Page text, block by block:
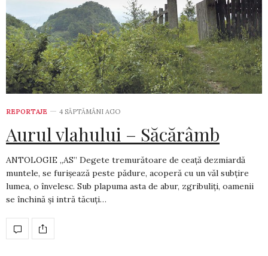
REPORTAJE 4 SĂPTĂMÂNI AGO
Aurul vlahului – Săcărâmb
ANTOLOGIE „AS” Degete tremurătoare de ceață dezmiardă
muntele, se furișează peste pădure, acoperă cu un văl subțire
lumea, o învelesc. Sub plapuma asta de abur, zgribuliți, oamenii
se închină și intră tăcuți…